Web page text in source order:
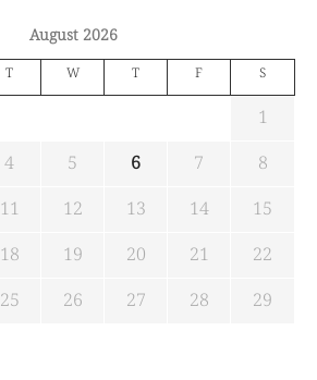
August 2026
T W T F S
1
4 5 6 7
8
11 12 13 14
15
18 19 20 21
22
25 26 27 28
29